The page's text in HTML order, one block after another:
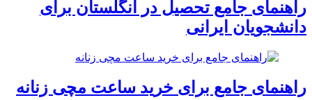
راهنمای جامع تحصیل در انگلستان برای
دانشجویان ایرانی
راهنمای جامع برای خرید ساعت مچی زنانه